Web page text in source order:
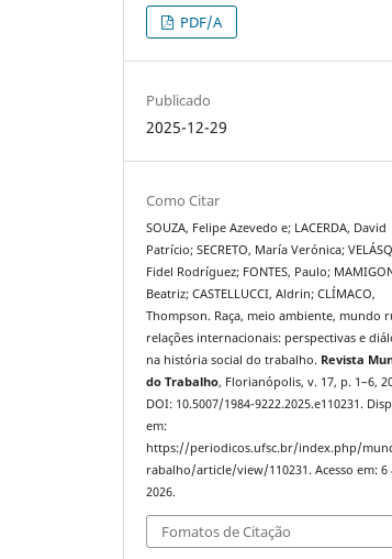
PDF/A
Publicado
2025-12-29
Como Citar
SOUZA, Felipe Azevedo e; LACERDA, David
Patrício; SECRETO, María Verónica;
Fidel Rodríguez; FONTES, Paulo;
Beatriz; CASTELLUCCI, Aldrin; CLÍMACO,
Thompson. Raça, meio ambiente, mundo
relações internacionais: perspectivas e
na história social do trabalho. Revista
do Trabalho, Florianópolis, v. 17, p. 1–6,
DOI: 10.5007/1984-9222.2025.e110231.
em:
https://periodicos.ufsc.br/index.php/
rabalho/article/view/110231. Acesso em: 6
2026.
Fomatos de Citação